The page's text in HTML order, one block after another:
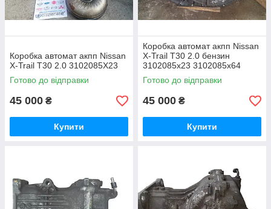
Коробка автомат акпп Nissan
X-Trail T30 2.0 3102085X23
Готово до відправки
45 000 ₴
Купити
Коробка автомат акпп Nissan
X-Trail T30 2.0 бензин
3102085x23 3102085x64
Готово до відправки
45 000 ₴
Купити